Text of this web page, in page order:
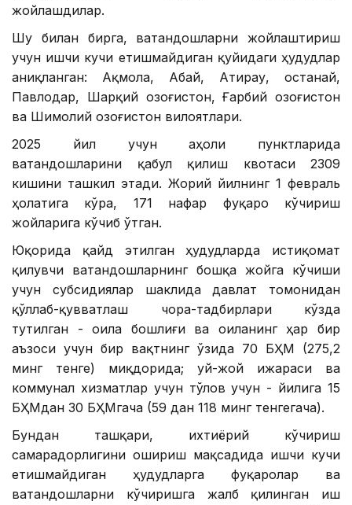
жойлашдилар.
Шу билан бирга, ватандошларни жойлаштириш
учун ишчи кучи етишмайдиган қуйидаги ҳудудлар
аниқланган: Ақмола, Абай, Атирау, Қостанай,
Павлодар, Шарқий Қозоғистон, Ғарбий Қозоғистон
ва Шимолий Қозоғистон вилоятлари.
2025 йил учун аҳоли пунктларида
ватандошларини қабул қилиш квотаси 2309
кишини ташкил этади. Жорий йилнинг 1 февраль
ҳолатига кўра, 171 нафар фуқаро кўчириш
жойларига кўчиб ўтган.
Юқорида қайд этилган ҳудудларда истиқомат
қилувчи ватандошларнинг бошқа жойга кўчиши
учун субсидиялар шаклида давлат томонидан
қўллаб-қувватлаш чора-тадбирлари кўзда
тутилган - оила бошлиғи ва оиланинг ҳар бир
аъзоси учун бир вақтнинг ўзида 70 БҲМ (275,2
минг тенге) миқдорида; уй-жой ижараси ва
коммунал хизматлар учун тўлов учун - йилига 15
БҲМдан 30 БҲМгача (59 дан 118 минг тенгегача).
Бундан ташқари, ихтиёрий кўчириш
самарадорлигини ошириш мақсадида ишчи кучи
етишмайдиган ҳудудларга фуқаролар ва
ватандошларни кўчиришга жалб қилинган иш